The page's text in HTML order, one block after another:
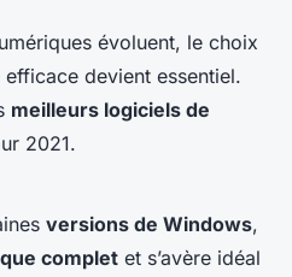
évoluent, le choix
devient essentiel.
meilleurs logiciels de
2021.
versions de Windows,
complet et s’avère idéal